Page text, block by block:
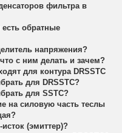
фильтра в
обратные
напряжения?
с ним делать и зачем?
для контура DRSSTC
для DRSSTC?
для SSTC?
на силовую часть теслы
(эмиттер)?